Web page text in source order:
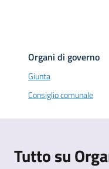
Organi di governo
Giunta
Consiglio comunale
Tutto su